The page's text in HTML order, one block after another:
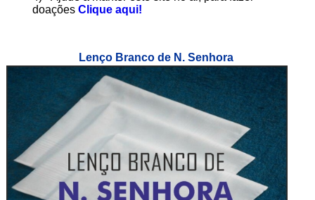
doações Clique aqui!
Lenço Branco de N. Senhora